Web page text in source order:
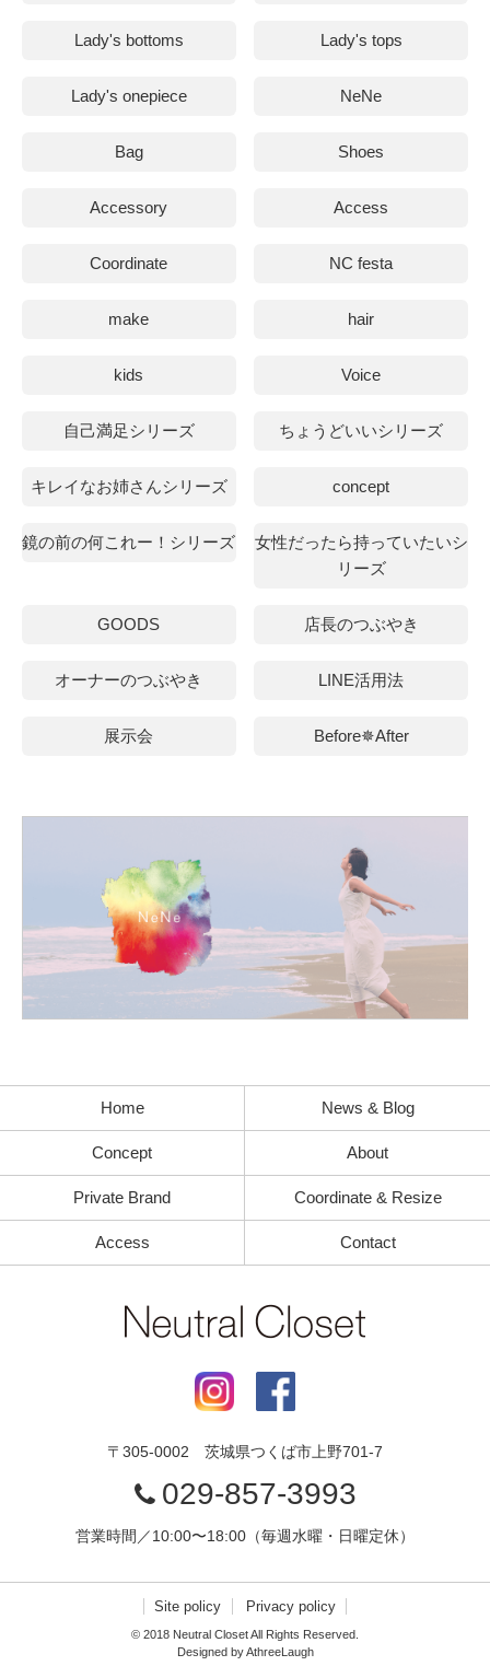
Lady's bottoms Lady's tops
Lady's onepiece NeNe
Bag Shoes
Accessory Access
Coordinate NC festa
make hair
kids Voice
自己満足シリーズ ちょうどいいシリーズ
キレイなお姉さんシリーズ concept
鏡の前の何これー！シリーズ
女性だったら持っていたいシ
リーズ
GOODS 店長のつぶやき
オーナーのつぶやき LINE活用法
展示会 Before✵After
Home News & Blog
Concept About
Private Brand Coordinate & Resize
Access Contact
〒 305-0002 茨城県つくば市 上野701-7
029-857-3993
営業時間／10:00〜18:00（毎週水曜・日曜定休）
Site policy Privacy policy
© 2018 Neutral Closet All Rights Reserved.
Designed byAthreeLaugh